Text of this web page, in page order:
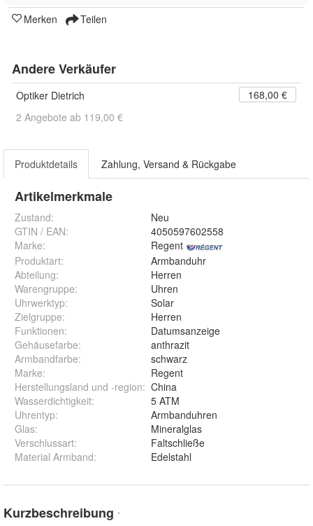
Merken Teilen
Andere Verkäufer
Optiker Dietrich
168,00 €
2 Angebote ab 119,00 €
Produktdetails Zahlung, Versand & Rückgabe
Artikelmerkmale
Zustand:
Neu
GTIN / EAN:
4050597602558
Marke:
Regent
Produktart:
Armbanduhr
Abteilung:
Herren
Warengruppe:
Uhren
Uhrwerktyp:
Solar
Zielgruppe:
Herren
Funktionen:
Datumsanzeige
Gehäusefarbe:
anthrazit
Armbandfarbe:
schwarz
Marke:
Regent
Herstellungsland und -region: China
Wasserdichtigkeit:
5 ATM
Uhrentyp:
Armbanduhren
Glas:
Mineralglas
Verschlussart:
Faltschließe
Material Armband: Edelstahl
Kurzbeschreibung *